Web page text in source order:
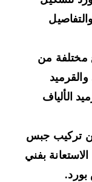
من
جبس
بفني